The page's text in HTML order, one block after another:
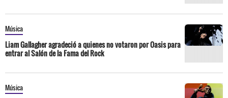
Música
Liam Gallagher agradeció a quienes no votaron por Oasis para
entrar al Salón de la Fama del Rock
Música